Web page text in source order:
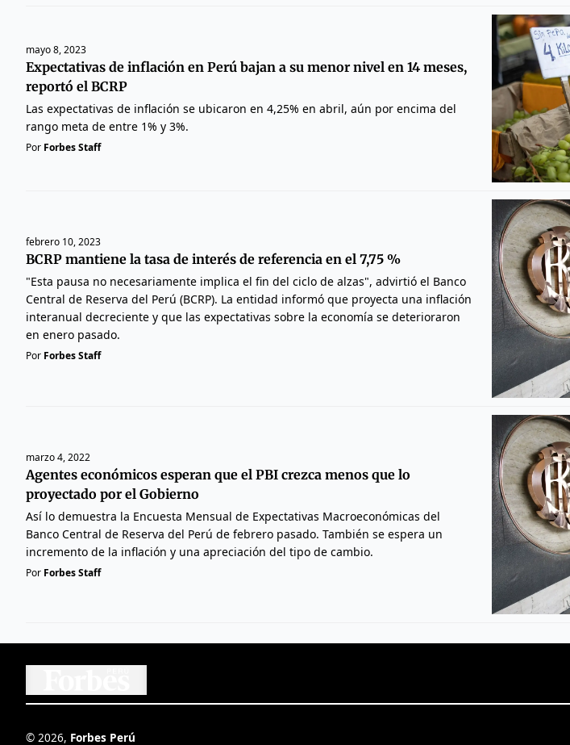
mayo 8, 2023
Expectativas de inflación en Perú bajan a su menor nivel en 14 meses,
reportó el BCRP
Las expectativas de inflación se ubicaron en 4,25% en abril, aún por encima del
rango meta de entre 1% y 3%.
Por Forbes Staff
febrero 10, 2023
BCRP mantiene la tasa de interés de referencia en el 7,75 %
"Esta pausa no necesariamente implica el fin del ciclo de alzas", advirtió el Banco
Central de Reserva del Perú (BCRP). La entidad informó que proyecta una inflación
interanual decreciente y que las expectativas sobre la economía se deterioraron
en enero pasado.
Por Forbes Staff
marzo 4, 2022
Agentes económicos esperan que el PBI crezca menos que lo
proyectado por el Gobierno
Así lo demuestra la Encuesta Mensual de Expectativas Macroeconómicas del
Banco Central de Reserva del Perú de febrero pasado. También se espera un
incremento de la inflación y una apreciación del tipo de cambio.
Por Forbes Staff
© 2026, Forbes Perú